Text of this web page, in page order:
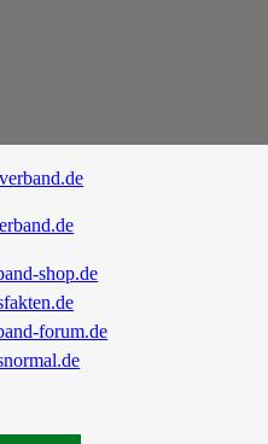
shop.de
forum.de